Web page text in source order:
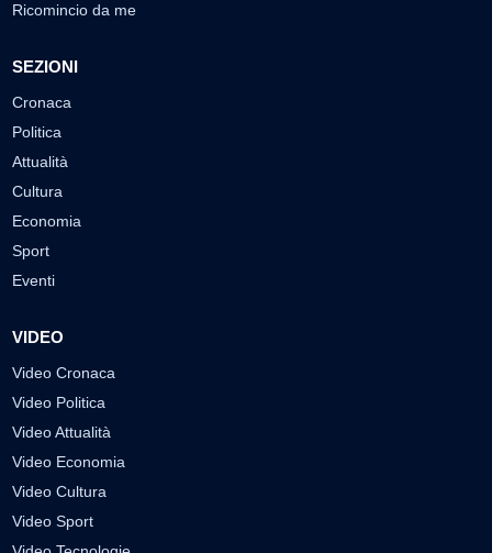
Ricomincio da me
SEZIONI
Cronaca
Politica
Attualità
Cultura
Economia
Sport
Eventi
VIDEO
Video Cronaca
Video Politica
Video Attualità
Video Economia
Video Cultura
Video Sport